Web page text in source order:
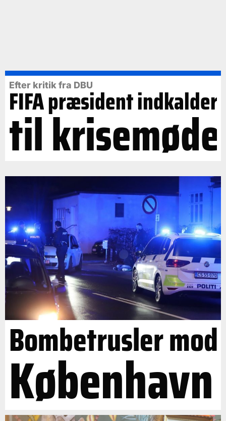
Efter kritik fra DBU
FIFA præsident indkalder
til krisemøde
Bombetrusler mod
København